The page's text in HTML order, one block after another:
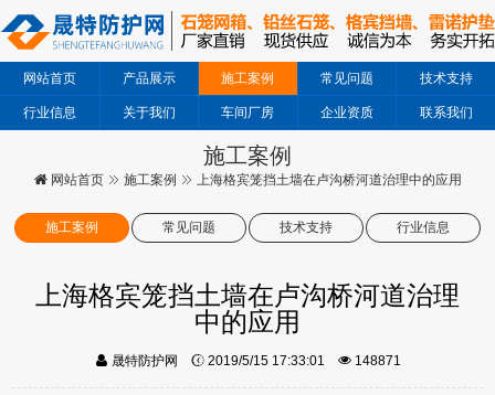
网站首页 产品展示 施工案例 常见问题 技术支持
行业信息 关于我们 车间厂房 企业资质 联系我们
施工案例
网站首页 施工案例 上海格宾笼挡土墙在卢沟桥河道治理中的应用
施工案例 常见问题 技术支持 行业信息
上海格宾笼挡土墙在卢沟桥河道治理
中的应用
晟特防护网 2019/5/15 17:33:01 148871